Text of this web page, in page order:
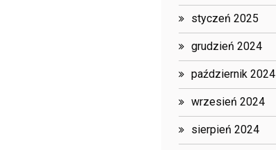
styczeń 2025
grudzień 2024
październik 2024
wrzesień 2024
sierpień 2024